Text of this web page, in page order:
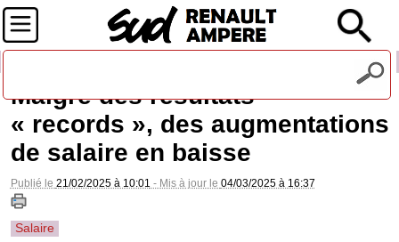
Malgré des résultats
« records », des augmentations
de salaire en baisse
Publié le 21/02/2025 à 10:01 - Mis à jour le 04/03/2025 à 16:37
Salaire